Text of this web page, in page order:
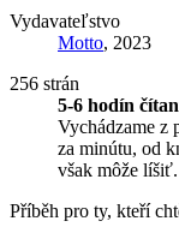
Vydavateľstvo
Motto, 2023
256 strán
5-6 hodín
Vychádzame z
za minútu, od
však môže líšiť.
Příběh pro ty, kteří